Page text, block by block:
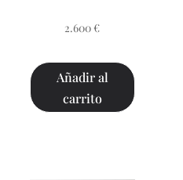
2.600 €
Añadir al
carrito